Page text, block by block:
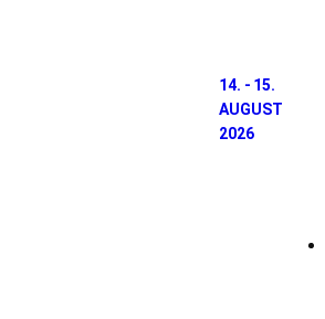
14. - 15.
AUGUST
2026